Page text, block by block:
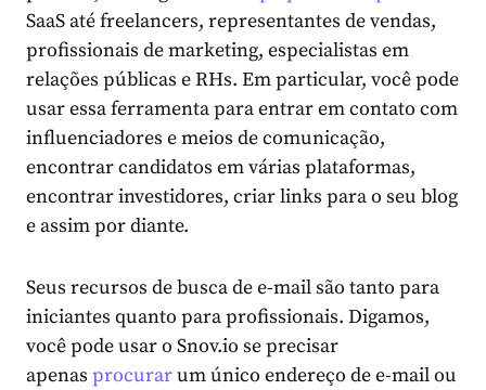
SaaS até freelancers, representantes de vendas,
profissionais de marketing, especialistas em
relações públicas e RHs. Em particular, você pode
usar essa ferramenta para entrar em contato com
influenciadores e meios de comunicação,
encontrar candidatos em várias plataformas,
encontrar investidores, criar links para o seu blog
e assim por diante.
Seus recursos de busca de e-mail são tanto para
iniciantes quanto para profissionais. Digamos,
você pode usar o Snov.io se precisar
apenas procurarum único endereço de e-mail ou